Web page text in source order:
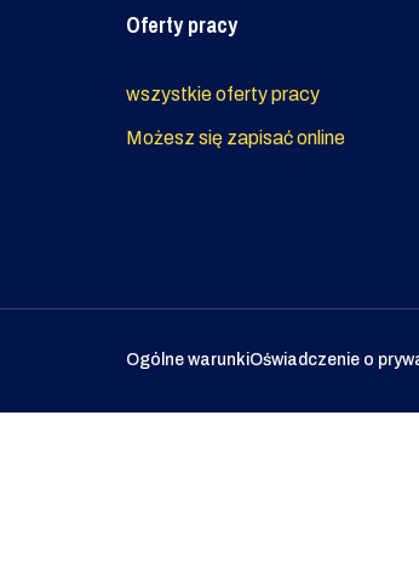
Oferty pracy
wszystkie oferty pracy
Możesz się zapisać online
Ogólne warunkiOświadczenie o